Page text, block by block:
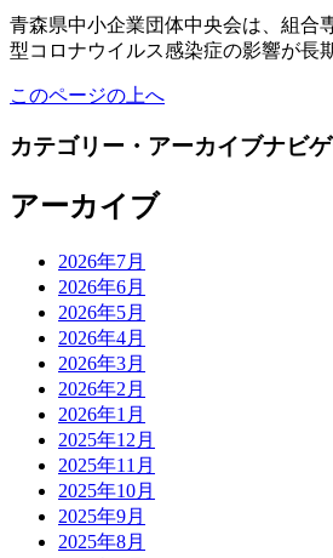
青森県中小企業団体中央会は、組合
型コロナウイルス感染症の影響が長
このページの上へ
カテゴリー・アーカイブナビ
アーカイブ
2026年7月
2026年6月
2026年5月
2026年4月
2026年3月
2026年2月
2026年1月
2025年12月
2025年11月
2025年10月
2025年9月
2025年8月